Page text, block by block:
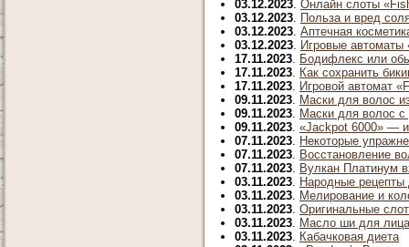
03.12.2023. Онлайн слоты
03.12.2023. Польза и вред
03.12.2023. Аптечная
03.12.2023. Игровые автоматы
17.11.2023. Бодифлекс или
17.11.2023. Как сохранить
17.11.2023. Игровой автомат
09.11.2023. Маски для волос
09.11.2023. Маски для волос
09.11.2023. «Jackpot 6000» —
07.11.2023. Некоторые
07.11.2023. Восстановление
07.11.2023. Вулкан Платинум
03.11.2023. Народные рецепты
03.11.2023. Мелирование и
03.11.2023. Оригинальные
03.11.2023. Масло ши для лица
03.11.2023. Кабачковая диета